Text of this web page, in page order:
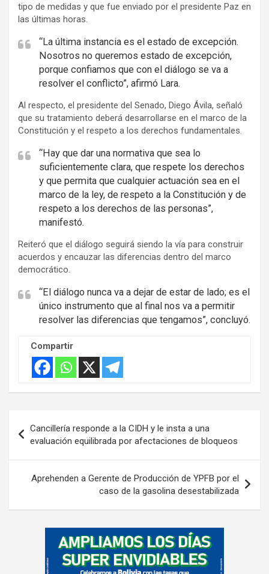
tipo de medidas y que fue enviado por el presidente Paz en
las últimas horas.
“La última instancia es el estado de excepción.
Nosotros no queremos estado de excepción,
porque confiamos que con el diálogo se va a
resolver el conflicto”, afirmó Lara.
Al respecto, el presidente del Senado, Diego Ávila, señaló
que su tratamiento deberá desarrollarse en el marco de la
Constitución y el respeto a los derechos fundamentales.
“Hay que dar una normativa que sea lo
suficientemente clara, que respete los derechos
y que permita que cualquier actuación sea en el
marco de la ley, de respeto a la Constitución y de
respeto a los derechos de las personas”,
manifestó.
Reiteró que el diálogo seguirá siendo la vía para construir
acuerdos y encauzar las diferencias dentro del marco
democrático.
“El diálogo nunca va a dejar de estar de lado; es el
único instrumento que al final nos va a permitir
resolver las diferencias que tengamos”, concluyó.
Compartir
de
entradas
Cancillería responde a la CIDH y le insta a una
evaluación equilibrada por afectaciones de bloqueos
Aprehenden a Gerente de Producción de YPFB por el
caso de la gasolina desestabilizada